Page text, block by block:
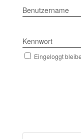
Benutzername
Kennwort
Eingeloggt